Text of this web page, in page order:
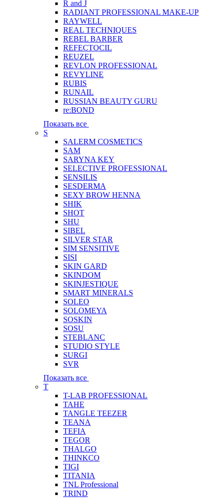
R and J
RADIANT PROFESSIONAL MAKE-UP
RAYWELL
REAL TECHNIQUES
REBEL BARBER
REFECTOCIL
REUZEL
REVLON PROFESSIONAL
REVYLINE
RUBIS
RUNAIL
RUSSIAN BEAUTY GURU
re:BOND
Показать все
S
SALERM COSMETICS
SAM
SARYNA KEY
SELECTIVE PROFESSIONAL
SENSILIS
SESDERMA
SEXY BROW HENNA
SHIK
SHOT
SHU
SIBEL
SILVER STAR
SIM SENSITIVE
SISI
SKIN GARD
SKINDOM
SKINJESTIQUE
SMART MINERALS
SOLEO
SOLOMEYA
SOSKIN
SOSU
STEBLANC
STUDIO STYLE
SURGI
SVR
Показать все
T
T-LAB PROFESSIONAL
TAHE
TANGLE TEEZER
TEANA
TEFIA
TEGOR
THALGO
THINKCO
TIGI
TITANIA
TNL Professional
TRIND